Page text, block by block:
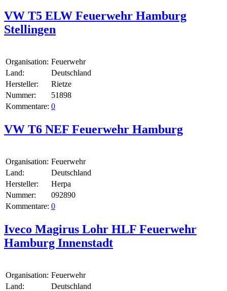
VW T5 ELW Feuerwehr Hamburg
Stellingen
Organisation: Feuerwehr
Land:
Deutschland
Hersteller:
Rietze
Nummer:
51898
Kommentare: 0
VW T6 NEF Feuerwehr Hamburg
Organisation: Feuerwehr
Land:
Deutschland
Hersteller:
Herpa
Nummer:
092890
Kommentare: 0
Iveco Magirus Lohr HLF Feuerwehr
Hamburg Innenstadt
Organisation: Feuerwehr
Land:
Deutschland